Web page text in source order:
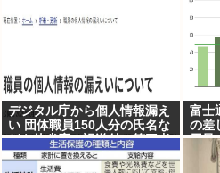
デジタル庁から個人情報漏え
い 団体職員150人分の氏名な
どを他省庁へ誤送付、第三者
に転送なし
富士
の差
用量
倍